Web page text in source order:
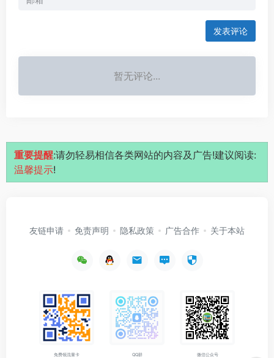
发表评论
暂无评论...
重要提醒:请勿轻易相信各类网站的内容及广告!建议阅读:
温馨提示!
友链申请 免责声明 隐私政策 广告合作 关于本站
免费领流量卡 QQ群 微信公众号